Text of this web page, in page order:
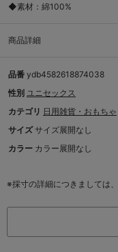
◆素材：綿100%
商品詳細
品番 ydb4582618874038
性別 ユニセックス
カテゴリ 日用雑貨・おもちゃ
サイズ サイズ展開なし
カラー カラー展開なし
※採寸の詳細につきましては、